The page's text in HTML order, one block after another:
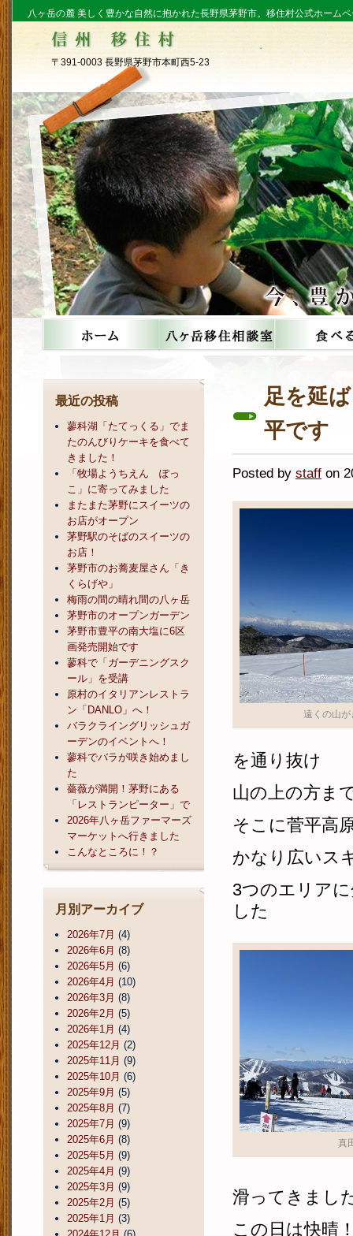
八ヶ岳の麓 美しく豊かな自然に抱かれた長野県茅野市。移住村公式ホーム
〒391-0003 長野県茅野市本町西5-23
足を延
平です
Posted by staff on
遠くの山
を通り抜け
真
山の上の方ま
そこに菅平高
かなり広いス
3つのエリア
した
滑ってきまし
この日は快晴
最近の投稿
蓼科湖「たてっくる」でま
たのんびりケーキを食べて
きました！
「牧場ようちえん ぽっ
こ」に寄ってみました
またまた茅野にスイーツの
お店がオープン
茅野駅のそばのスイーツの
お店！
茅野市のお蕎麦屋さん「き
くらげや」
梅雨の間の晴れ間の八ヶ岳
茅野市のオープンガーデン
茅野市豊平の南大塩に6区
画発売開始です
蓼科で「ガーデニングスク
ール」を受講
原村のイタリアンレストラ
ン「DANLO」へ！
バラクライングリッシュガ
ーデンのイベントへ！
蓼科でバラが咲き始めまし
た
薔薇が満開！茅野にある
「レストランピーター」で
2026年八ヶ岳ファーマーズ
マーケットへ行きました
こんなところに！？
月別アーカイブ
2026年7月 (4)
2026年6月 (8)
2026年5月 (6)
2026年4月 (10)
2026年3月 (8)
2026年2月 (5)
2026年1月 (4)
2025年12月 (2)
2025年11月 (9)
2025年10月 (6)
2025年9月 (5)
2025年8月 (7)
2025年7月 (9)
2025年6月 (8)
2025年5月 (9)
2025年4月 (9)
2025年3月 (9)
2025年2月 (5)
2025年1月 (3)